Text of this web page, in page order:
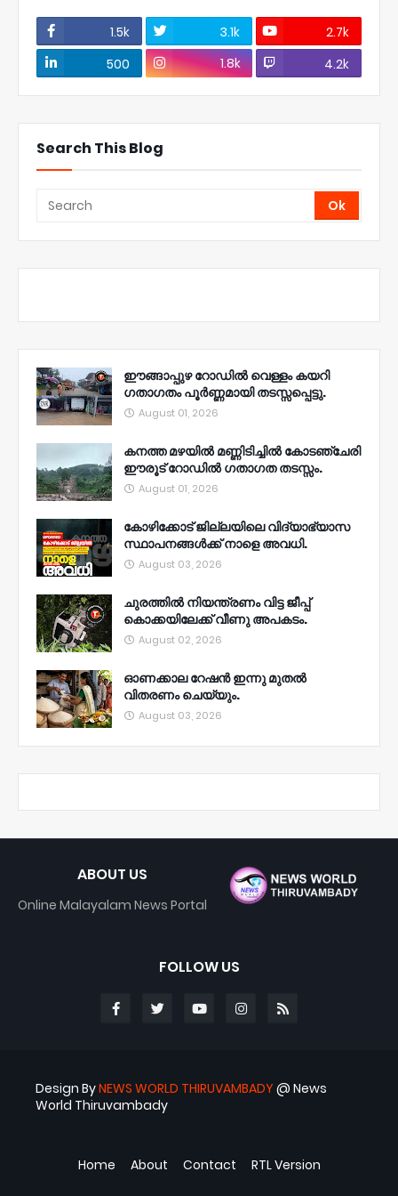
1.5k 3.1k
2.7k
500
1.8k 4.2k
Search This Blog
ഈങ്ങാപ്പുഴ റോഡിൽ വെള്ളം കയറി
ഗതാഗതം പൂർണ്ണമായി തടസ്സപ്പെട്ടു.
August 01, 2026
കനത്ത മഴയിൽ മണ്ണിടിച്ചിൽ കോടഞ്ചേരി
ഈരൂട് റോഡിൽ ഗതാഗത തടസ്സം.
August 01, 2026
കോഴിക്കോട് ജില്ലയിലെ വിദ്യാഭ്യാസ
സ്ഥാപനങ്ങൾക്ക് നാളെ അവധി.
August 03, 2026
ചുരത്തിൽ നിയന്ത്രണം വിട്ട ജീപ്പ്
കൊക്കയിലേക്ക് വീണു അപകടം.
August 02, 2026
ഓണക്കാല റേഷൻ ഇന്നു മുതല്‍
വിതരണം ചെയ്യും.
August 03, 2026
ABOUT US
Online Malayalam News Portal
FOLLOW US
Design ByNEWS WORLD THIRUVAMBADY @ News
World Thiruvambady
Home
About Contact RTL Version